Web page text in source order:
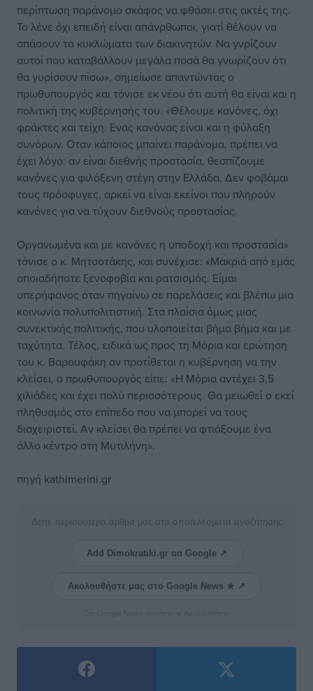
περίπτωση παράνομο σκάφος να φθάσει στις ακτές της.
Το λένε όχι επειδή είναι απάνρθωποι, γιατί θέλουν να
σπάσουν τα κυκλώματα των διακινητών. Να γνρίζουν
αυτοί που καταβάλλουν μεγάλα ποσά θα γνωρίζουν ότι
θα γυρίσουν πίσω», σημείωσε απαντώντας ο
πρωθυπουργός και τόνισε εκ νέου ότι αυτή θα είναι και η
πολιτική της κυβέρνησής του. «Θέλουμε κανόνες, όχι
φράκτες και τείχη. Ενας κανόνας είναι και η φύλαξη
συνόρων. Οταν κάποιος μπαίνει παράνομα, πρέπει να
έχει λόγο: αν είναι διεθνής προστασία, θεσπίζουμε
κανόνες για φιλόξενη στέγη στην Ελλάδα. Δεν φοβάμαι
τους πρόσφυγες, αρκεί να είναι εκείνοι που πληρούν
κανόνες για να τύχουν διεθνούς προστασίας.
Οργανωμένα και με κανόνες η υποδοχή και προστασία»
τόνισε ο κ. Μητσοτάκης, και συνέχισε: «Μακριά από εμάς
οποιαδήποτε ξενοφοβία και ρατσισμός. Είμαι
υπερήφανος όταν πηγαίνω σε παρελάσεις και βλέπω μια
κοινωνία πολυπολιτιστική. Στα πλαίσια όμως μιας
συνεκτικής πολιτικής, που υλοποιείται βήμα βήμα και με
ταχύτητα. Τέλος, ειδικά ως προς τη Μόρια και ερώτηση
του κ. Βαρουφάκη αν προτίθεται η κυβέρνηση να την
κλείσει, ο πρωθυπουργός είπε: «Η Μόρια αντέχει 3,5
χιλιάδες και έχει πολύ περισσότερους. Θα μειωθεί ο εκεί
πληθυσμός στο επίπεδο που να μπορεί να τους
διαχειριστεί. Αν κλείσει θα πρέπει να φτιάξουμε ένα
άλλο κέντρο στη Μυτιλήνη».
πηγή kathimerini.gr
Δείτε περισσότερα άρθρα μας στα αποτελέσματα αναζήτησης
Add Dimokratiki.gr on Google ↗
Ακολουθήστε μας στο Google News ★ ↗